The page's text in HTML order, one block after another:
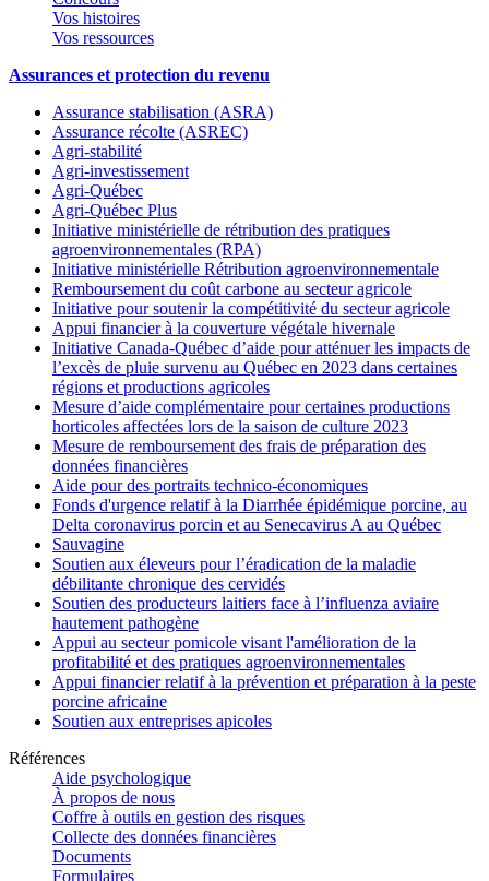
Vos histoires
Vos ressources
Assurances et protection du revenu
Assurance stabilisation (ASRA)
Assurance récolte (ASREC)
Agri-stabilité
Agri-investissement
Agri-Québec
Agri-Québec Plus
Initiative ministérielle de rétribution des pratiques
agroenvironnementales (RPA)
Initiative ministérielle Rétribution agroenvironnementale
Remboursement du coût carbone au secteur agricole
Initiative pour soutenir la compétitivité du secteur agricole
Appui financier à la couverture végétale hivernale
Initiative Canada-Québec d’aide pour atténuer les impacts de
l’excès de pluie survenu au Québec en 2023 dans certaines
régions et productions agricoles
Mesure d’aide complémentaire pour certaines productions
horticoles affectées lors de la saison de culture 2023
Mesure de remboursement des frais de préparation des
données financières
Aide pour des portraits technico-économiques
Fonds d'urgence relatif à la Diarrhée épidémique porcine, au
Delta coronavirus porcin et au Senecavirus A au Québec
Sauvagine
Soutien aux éleveurs pour l’éradication de la maladie
débilitante chronique des cervidés
Soutien des producteurs laitiers face à l’influenza aviaire
hautement pathogène
Appui au secteur pomicole visant l'amélioration de la
profitabilité et des pratiques agroenvironnementales
Appui financier relatif à la prévention et préparation à la peste
porcine africaine
Soutien aux entreprises apicoles
Références
Aide psychologique
À propos de nous
Coffre à outils en gestion des risques
Collecte des données financières
Documents
Formulaires